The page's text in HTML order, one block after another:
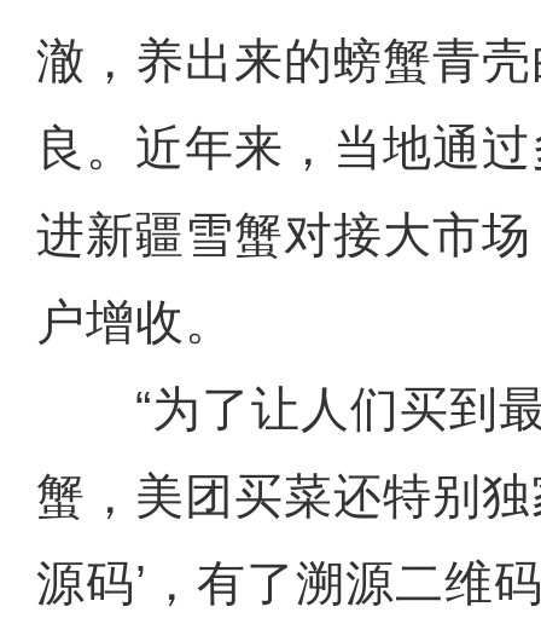
澈，养出来的螃蟹青
良。近年来，当地通
进新疆雪蟹对接大市
户增收。
“为了让人们买到最
蟹，美团买菜还特别
源码’，有了溯源二维